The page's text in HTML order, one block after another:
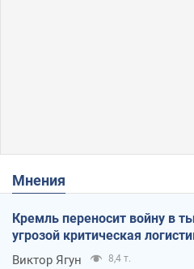
Мнения
Кремль переносит войну в
угрозой критическая
Виктор Ягун 8,4 т.